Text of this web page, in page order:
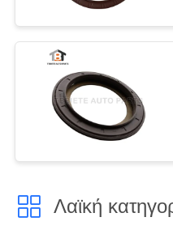
Λαϊκή